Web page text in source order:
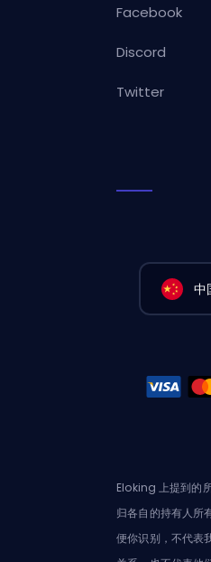
Facebook
Discord
Twitter
中
Eloking 上提到的
归各自的持有人所
便你识别，不代表